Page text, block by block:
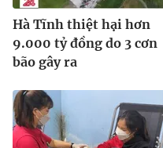
Hà Tĩnh thiệt hại hơn
9.000 tỷ đồng do 3 cơn
bão gây ra